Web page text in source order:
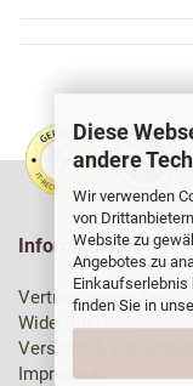
Diese
andere
Wir verwenden
von
Website zu
Angebotes zu
Einkaufserlebnis
finden Sie in
Informationen
Vertrag widerrufen
Widerrufsrecht
Versand- &
Impressum